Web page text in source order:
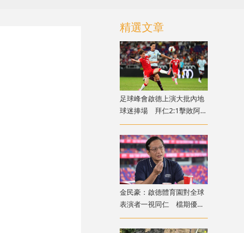
精選文章
足球峰會啟德上演大批內地
球迷捧場 拜仁2:1擊敗阿士
東維拉
金民豪：啟德體育園對全球
表演者一視同仁 檔期優先
給體育活動